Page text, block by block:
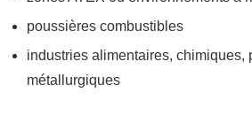
poussières combustibles
industries alimentaires, chimiques,
métallurgiques